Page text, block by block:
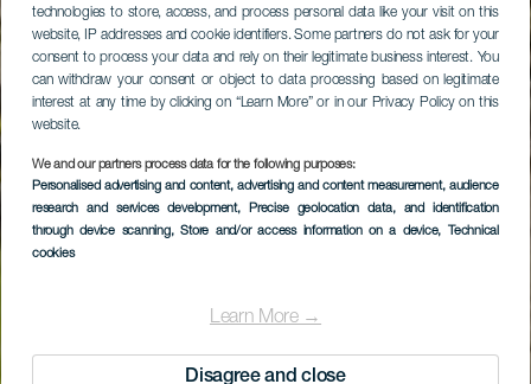
technologies to store, access, and process personal data like your visit on this
website, IP addresses and cookie identifiers. Some partners do not ask for your
consent to process your data and rely on their legitimate business interest. You
can withdraw your consent or object to data processing based on legitimate
interest at any time by clicking on “Learn More” or in our Privacy Policy on this
website.
We and our partners process data for the following purposes:
Personalised advertising and content, advertising and content measurement, audience
research and services development, Precise geolocation data, and identification
through device scanning, Store and/or access information on a device, Technical
cookies
Learn More →
Disagree and close